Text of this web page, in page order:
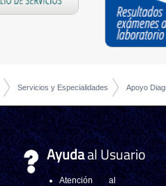
Servicios y Especialidades Apoyo
Ayudaal Usuario
Atención al